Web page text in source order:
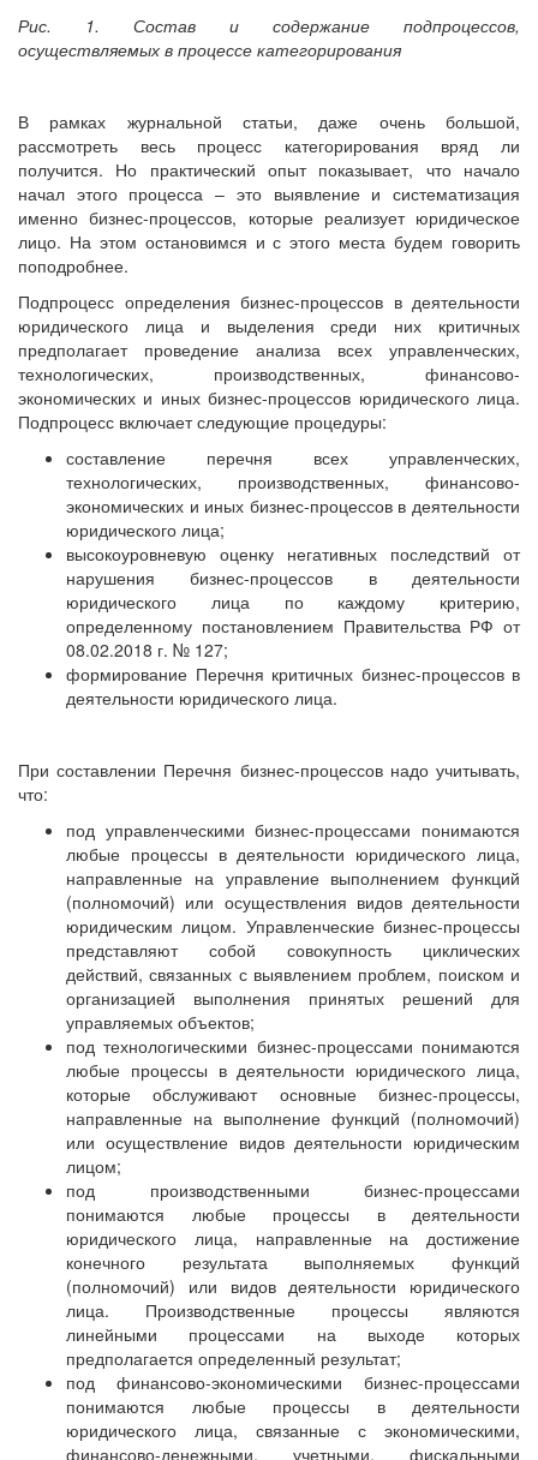
Рис. 1. Состав и содержание подпроцессов,
осуществляемых в процессе категорирования
В рамках журнальной статьи, даже очень большой,
рассмотреть весь процесс категорирования вряд ли
получится. Но практический опыт показывает, что начало
начал этого процесса – это выявление и систематизация
именно бизнес-процессов, которые реализует юридическое
лицо. На этом остановимся и с этого места будем говорить
поподробнее.
Подпроцесс определения бизнес-процессов в деятельности
юридического лица и выделения среди них критичных
предполагает проведение анализа всех управленческих,
технологических, производственных, финансово-
экономических и иных бизнес-процессов юридического лица.
Подпроцесс включает следующие процедуры:
составление перечня всех управленческих,
технологических, производственных, финансово-
экономических и иных бизнес-процессов в деятельности
юридического лица;
высокоуровневую оценку негативных последствий от
нарушения бизнес-процессов в деятельности
юридического лица по каждому критерию,
определенному постановлением Правительства РФ от
08.02.2018 г. № 127;
формирование Перечня критичных бизнес-процессов в
деятельности юридического лица.
При составлении Перечня бизнес-процессов надо учитывать,
что:
под управленческими бизнес-процессами понимаются
любые процессы в деятельности юридического лица,
направленные на управление выполнением функций
(полномочий) или осуществления видов деятельности
юридическим лицом. Управленческие бизнес-процессы
представляют собой совокупность циклических
действий, связанных с выявлением проблем, поиском и
организацией выполнения принятых решений для
управляемых объектов;
под технологическими бизнес-процессами понимаются
любые процессы в деятельности юридического лица,
которые обслуживают основные бизнес-процессы,
направленные на выполнение функций (полномочий)
или осуществление видов деятельности юридическим
лицом;
под производственными бизнес-процессами
понимаются любые процессы в деятельности
юридического лица, направленные на достижение
конечного результата выполняемых функций
(полномочий) или видов деятельности юридического
лица. Производственные процессы являются
линейными процессами на выходе которых
предполагается определенный результат;
под финансово-экономическими бизнес-процессами
понимаются любые процессы в деятельности
юридического лица, связанные с экономическими,
финансово-денежными, учетными, фискальными